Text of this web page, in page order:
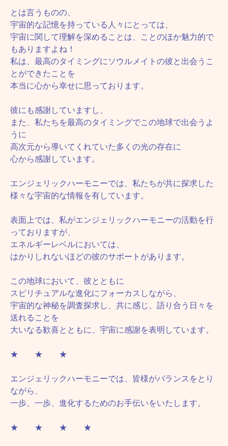
とは言うものの、
宇宙的な記憶を持っている人々にとっては、
宇宙に関して理解を深めることは、ことのほか魅力的で
もありますよね！
私は、最高のタイミングにソウルメイトの彼と出会うこ
とができたことを
本当に心から幸せに思っております。
彼にも感謝していますし、
また、私たちを最高のタイミングでこの地球で出会うよ
うに
高次元から導いてくれていた多くの光の存在に
心から感謝しています。
エンジェリックハーモニーでは、私たちが共に探求した
様々な宇宙的な情報を有しています。
表面上では、私がエンジェリックハーモニーの活動を行
っておりますが、
エネルギーレベルにおいては、
はかりしれないほどの彼のサポートがあります。
この地球において、彼とともに
スピリチュアルな進化にフォーカスしながら、
宇宙的な神秘を調査探求し、共に感じ、語り合う日々を
送れることを
大いなる歓喜とともに、宇宙に感謝を表明しています。
★ ★ ★
エンジェリックハーモニーでは、皆様がバランスをとり
ながら、
一歩、一歩、進化するためのお手伝いをいたします。
★ ★ ★ ★